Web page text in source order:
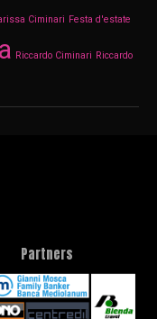
Ciminari Festa d'estate
Riccardo Ciminari Riccardo
Partners